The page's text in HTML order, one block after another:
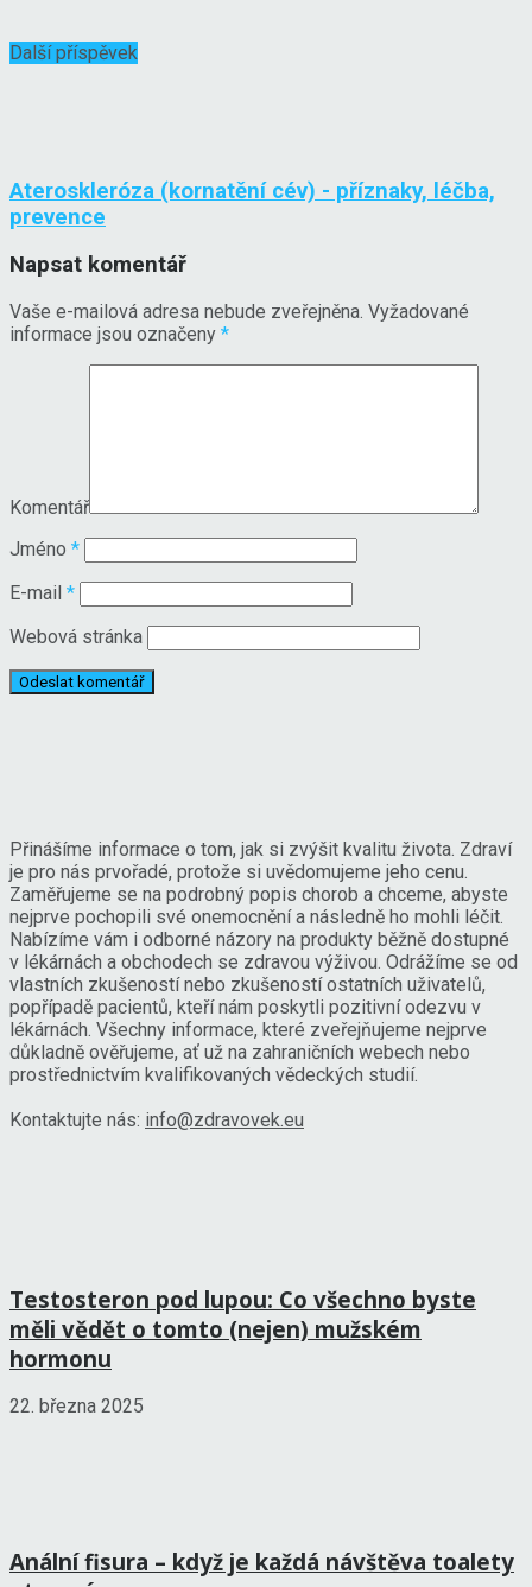
Další příspěvek
Ateroskleróza (kornatění cév) - příznaky, léčba,
prevence
Napsat komentář
Vaše e-mailová adresa nebude zveřejněna. Vyžadované
informace jsou označeny *
Komentář
Jméno *
E-mail *
Webová stránka
Přinášíme informace o tom, jak si zvýšit kvalitu života. Zdraví
je pro nás prvořadé, protože si uvědomujeme jeho cenu.
Zaměřujeme se na podrobný popis chorob a chceme, abyste
nejprve pochopili své onemocnění a následně ho mohli léčit.
Nabízíme vám i odborné názory na produkty běžně dostupné
v lékárnách a obchodech se zdravou výživou. Odrážíme se od
vlastních zkušeností nebo zkušeností ostatních uživatelů,
popřípadě pacientů, kteří nám poskytli pozitivní odezvu v
lékárnách. Všechny informace, které zveřejňujeme nejprve
důkladně ověřujeme, ať už na zahraničních webech nebo
prostřednictvím kvalifikovaných vědeckých studií.
Kontaktujte nás: info@zdravovek.eu
Testosteron pod lupou: Co všechno byste
měli vědět o tomto (nejen) mužském
hormonu
22. března 2025
Anální fisura – když je každá návštěva toalety